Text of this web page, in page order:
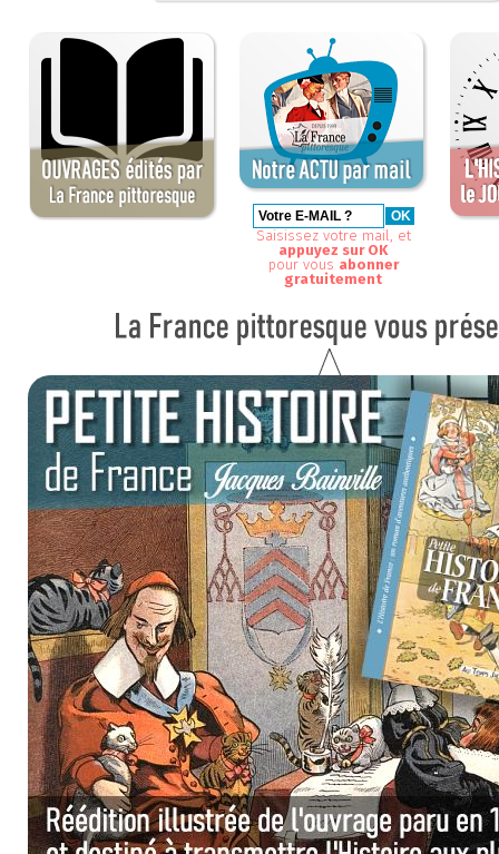
Saisissez votre mail, et
appuyez sur OK
pour vous abonner
gratuitement